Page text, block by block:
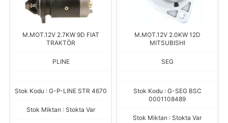
M.MOT.12V 2.7KW 9D FIAT
TRAKTÖR
PLINE
Stok Kodu : G-P-LINE STR 4670
Stok Miktarı : Stokta Var
M.MOT.12V 2.0KW 12D
MITSUBISHI
SEG
Stok Kodu : G-SEG BSC
0001108489
Stok Miktarı : Stokta Var